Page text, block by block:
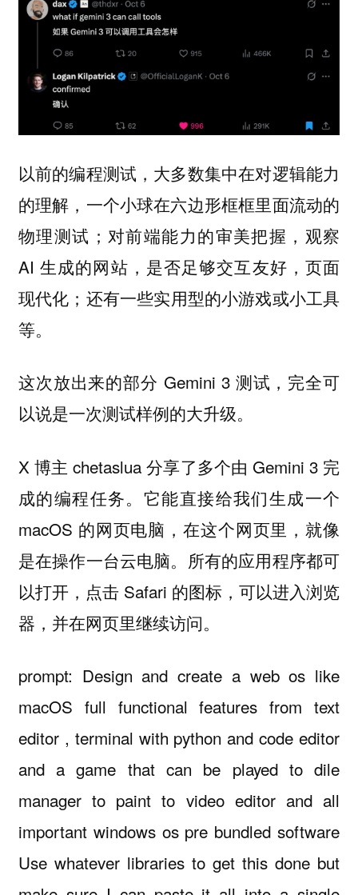
以前的编程测试，大多数集中在对逻辑能力
的理解，一个小球在六边形框框里面流动的
物理测试；对前端能力的审美把握，观察
AI 生成的网站，是否足够交互友好，页面
现代化；还有一些实用型的小游戏或小工具
等。
这次放出来的部分 Gemini 3 测试，完全可
以说是一次测试样例的大升级。
X 博主 chetaslua 分享了多个由 Gemini 3 完
成的编程任务。它能直接给我们生成一个
macOS 的网页电脑，在这个网页里，就像
是在操作一台云电脑。所有的应用程序都可
以打开，点击 Safari 的图标，可以进入浏览
器，并在网页里继续访问。
prompt: Design and create a web os like
macOS full functional features from text
editor , terminal with python and code editor
and a game that can be played to dile
manager to paint to video editor and all
important windows os pre bundled software
Use whatever libraries to get this done but